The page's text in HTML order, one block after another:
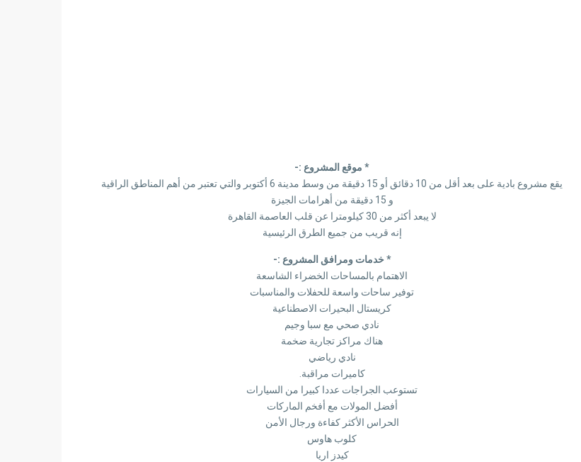
* موقع المشروع :-
يقع مشروع بادية على بعد أقل من 10 دقائق أو 15 دقيقة من وسط مدينة 6 أكتوبر والتي تعتبر من أهم المناطق الراقية
و 15 دقيقة من أهرامات الجيزة
لا يبعد أكثر من 30 كيلومترا عن قلب العاصمة القاهرة
إنه قريب من جميع الطرق الرئيسية
* خدمات ومرافق المشروع :-
الاهتمام بالمساحات الخضراء الشاسعة
توفير ساحات واسعة للحفلات والمناسبات
كريستال البحيرات الاصطناعية
نادي صحي مع سبا وجيم
هناك مراكز تجارية ضخمة
نادي رياضي
كاميرات مراقبة.
تستوعب الجراجات عددا كبيرا من السيارات
أفضل المولات مع أفخم الماركات
الحراس الأكثر كفاءة ورجال الأمن
كلوب هاوس
كيدز اريا